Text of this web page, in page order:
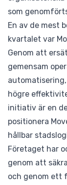
som
En av de mest
kvartalet var
Genom att
gemensam
högre
initiativ är en
positionera
hållbar
Företaget har
genom att
och genom ett